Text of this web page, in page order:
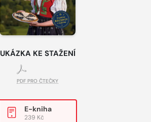
UKÁZKA KE STAŽENÍ
PDF PRO ČTEČKY
E-kniha
239 Kč